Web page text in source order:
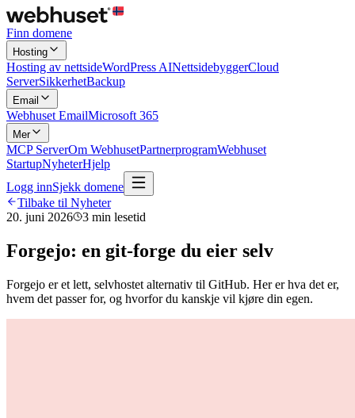
Finn domene
Hosting
Hosting av nettsideWordPress AINettsidebyggerCloud
ServerSikkerhetBackup
Email
Webhuset EmailMicrosoft 365
Mer
MCP ServerOm WebhusetPartnerprogramWebhuset
StartupNyheterHjelp
Logg innSjekk domene
Tilbake til Nyheter
20. juni 2026
3 min lesetid
Forgejo: en git-forge du eier selv
Forgejo er et lett, selvhostet alternativ til GitHub. Her er hva det er,
hvem det passer for, og hvorfor du kanskje vil kjøre din egen.